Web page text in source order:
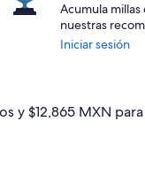
Acumula
nuestras
Iniciar sesión
y $12,865 MXN